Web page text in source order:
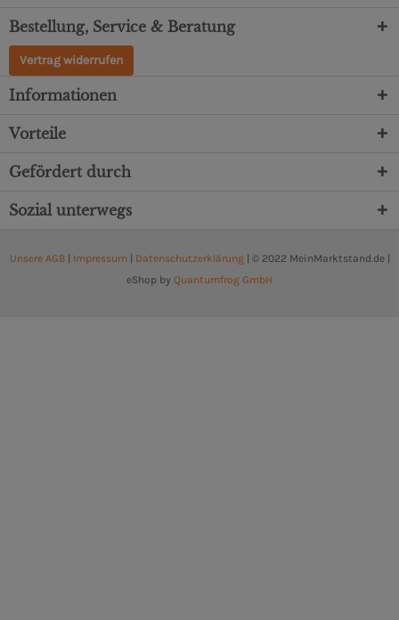
Bestellung, Service & Beratung
Vertrag widerrufen
Informationen
Vorteile
Gefördert durch
Sozial unterwegs
Unsere AGB| Impressum Datenschutzerklärung| © 2022 MeinMarktstand.de |
eShop by Quantumfrog GmbH